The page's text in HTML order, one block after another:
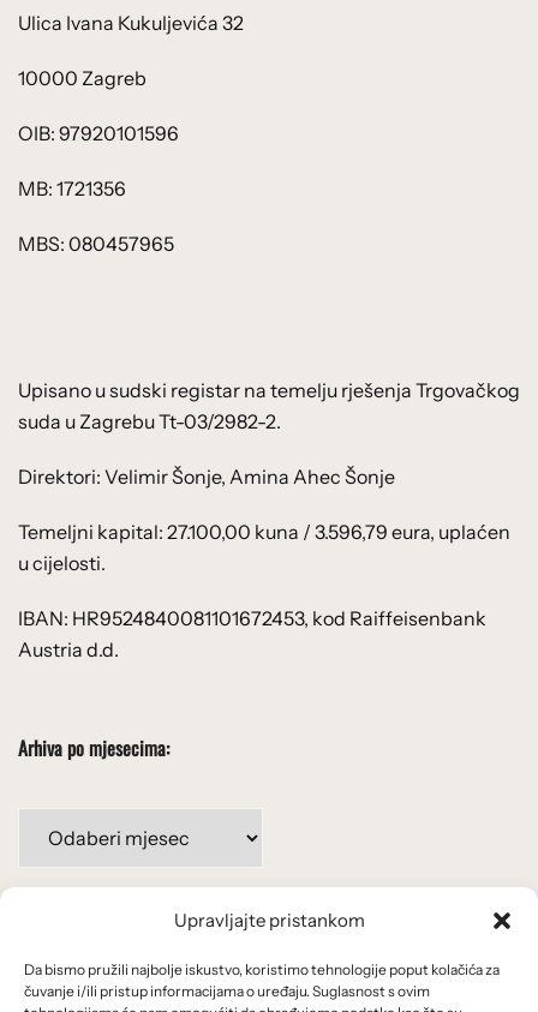
Upravljajte pristankom
Da bismo pružili najbolje iskustvo, koristimo tehnologije poput kolačića za
čuvanje i/ili pristup informacijama o uređaju. Suglasnost s ovim
Ulica Ivana Kukuljevića 32
10000 Zagreb
OIB: 97920101596
MB: 1721356
MBS: 080457965
Upisano u sudski registar na temelju rješenja Trgovačkog
suda u Zagrebu Tt-03/2982-2.
Direktori: Velimir Šonje, Amina Ahec Šonje
Temeljni kapital: 27.100,00 kuna / 3.596,79 eura, uplaćen
u cijelosti.
IBAN: HR9524840081101672453, kod Raiffeisenbank
Austria d.d.
Arhiva po mjesecima:
mjesecima:
Uvjeti korištenja